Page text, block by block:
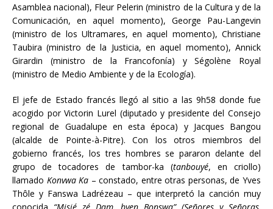
Asamblea nacional), Fleur Pelerin (ministro de la Cultura y de la
Comunicación, en aquel momento), George Pau-Langevin
(ministro de los Ultramares, en aquel momento), Christiane
Taubira (ministro de la Justicia, en aquel momento), Annick
Girardin (ministro de la Francofonía) y Ségolène Royal
(ministro de Medio Ambiente y de la Ecología).
El jefe de Estado francés llegó al sitio a las 9h58 donde fue
acogido por Victorin Lurel (diputado y presidente del Consejo
regional de Guadalupe en esta época) y Jacques Bangou
(alcalde de Pointe-à-Pitre). Con los otros miembros del
gobierno francés, los tres hombres se pararon delante del
grupo de tocadores de tambor-ka (tanbouyé, en criollo)
llamado Konvwa Ka – constado, entre otras personas, de Yves
Thôle y Fanswa Ladrézeau – que interpretó la canción muy